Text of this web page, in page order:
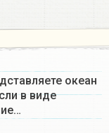
океан
в виде